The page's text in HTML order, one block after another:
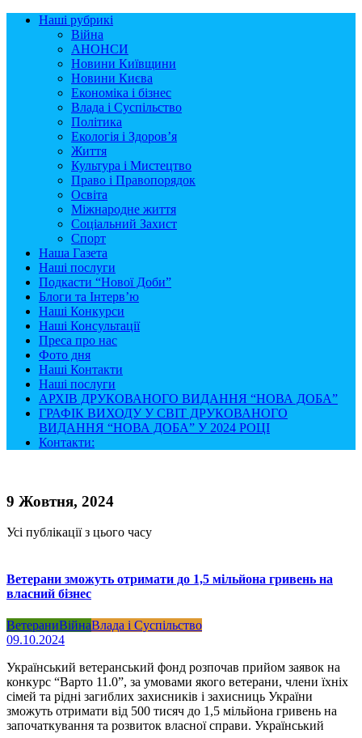
Наші рубрикі
Війна
АНОНСИ
Новини Київщини
Новини Києва
Економіка і бізнес
Влада і Суспільство
Політика
Екологія і Здоров’я
Життя
Культура і Мистецтво
Право і Правопорядок
Освіта
Міжнародне життя
Соціальний Захист
Спорт
Наша Газета
Наші послуги
Подкасти “Нової Доби”
Блоги та Інтерв’ю
Наші Конкурси
Наші Консультації
Преса про нас
Фото дня
Наші Контакти
Наші послуги
АРХІВ ДРУКОВАНОГО ВИДАННЯ “НОВА ДОБА”
ГРАФІК ВИХОДУ У СВІТ ДРУКОВАНОГО
ВИДАННЯ “НОВА ДОБА” У 2024 РОЦІ
Контакти:
9 Жовтня, 2024
Усі публікації з цього часу
Ветерани зможуть отримати до 1,5 мільйона гривень на
власний бізнес
ВетераниВійнаВлада і Суспільство
09.10.2024
Український ветеранський фонд розпочав прийом заявок на
конкурс “Варто 11.0”, за умовами якого ветерани, члени їхніх
сімей та рідні загиблих захисників і захисниць України
зможуть отримати від 500 тисяч до 1,5 мільйона гривень на
започаткування та розвиток власної справи. Український